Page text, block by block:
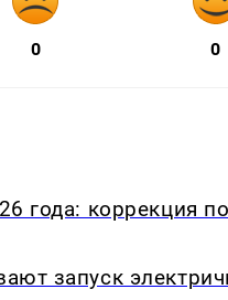
0 0
года: коррекция
запуск